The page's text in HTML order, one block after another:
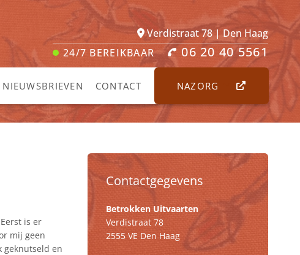
Verdistraat 78 | Den Haag
24/7 BEREIKBAAR 06 20 40 5561
NIEUWSBRIEVEN CONTACT NAZORG
is er
mij geen
geknutseld en
Contactgegevens
Betrokken Uitvaarten
Verdistraat 78
2555 VE Den Haag